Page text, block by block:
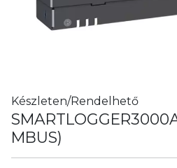
Készleten/Rendelhető
MBUS)